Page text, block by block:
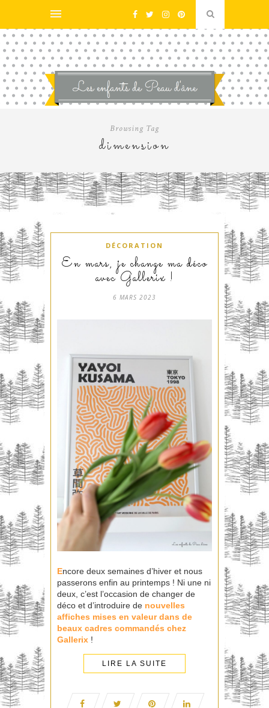
Browsing Tag
dimension
DÉCORATION
En mars, je change ma déco
avec Gallerix !
6 MARS 2023
Encore deux semaines d’hiver et nous
passerons enfin au printemps ! Ni une ni
deux, c’est l’occasion de changer de
déco et d’introduire de nouvelles
affiches mises en valeur dans de
beaux cadres commandés chez
Gallerix !
LIRE LA SUITE